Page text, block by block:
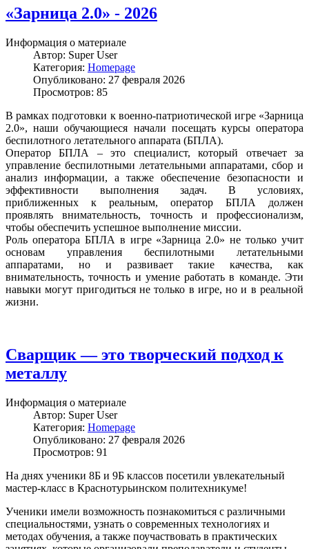
«Зарница 2.0» - 2026
Информация о материале
Автор: Super User
Категория: Homepage
Опубликовано: 27 февраля 2026
Просмотров: 85
В рамках подготовки к военно-патриотической игре «Зарница
2.0», наши обучающиеся начали посещать курсы оператора
беспилотного летательного аппарата (БПЛА).
Оператор БПЛА – это специалист, который отвечает за
управление беспилотными летательными аппаратами, сбор и
анализ информации, а также обеспечение безопасности и
эффективности выполнения задач. В условиях,
приближенных к реальным, оператор БПЛА должен
проявлять внимательность, точность и профессионализм,
чтобы обеспечить успешное выполнение миссии.
Роль оператора БПЛА в игре «Зарница 2.0» не только учит
основам управления беспилотными летательными
аппаратами, но и развивает такие качества, как
внимательность, точность и умение работать в команде. Эти
навыки могут пригодиться не только в игре, но и в реальной
жизни.
Сварщик — это творческий подход к
металлу
Информация о материале
Автор: Super User
Категория: Homepage
Опубликовано: 27 февраля 2026
Просмотров: 91
На днях ученики 8Б и 9Б классов посетили увлекательный
мастер-класс в Краснотурьинском политехникуме!
Ученики имели возможность познакомиться с различными
специальностями, узнать о современных технологиях и
методах обучения, а также поучаствовать в практических